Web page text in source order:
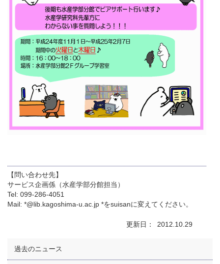
【問い合わせ先】
サービス企画係（水産学部分館担当）
Tel: 099-286-4051
Mail: *@lib.kagoshima-u.ac.jp *をsuisanに変えてください。
更新日 2012.10.29
過去のニュース